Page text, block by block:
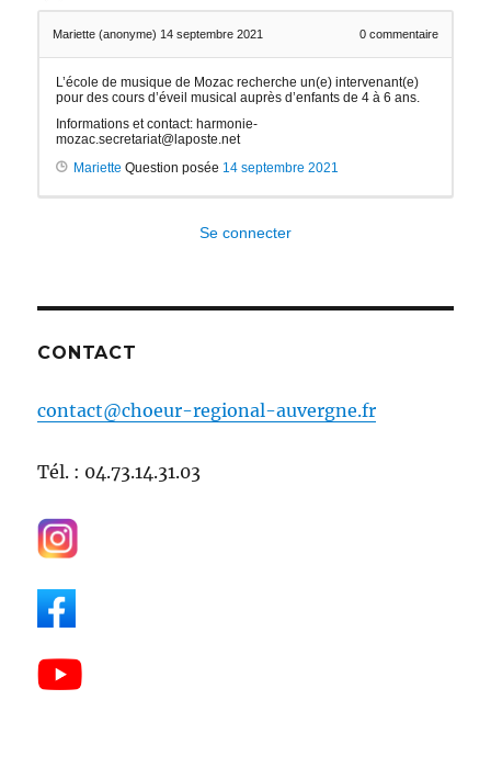
Mariette (anonyme) 14 septembre 2021 0commentaire
L’école de musique de Mozac recherche un(e) intervenant(e)
pour des cours d’éveil musical auprès d’enfants de 4 à 6 ans.
Informations et contact: harmonie-
mozac.secretariat@laposte.net
Mariette Question posée 14 septembre 2021
Se connecter
CONTACT
contact@choeur-regional-auvergne.fr
Tél. : 04.73.14.31.03